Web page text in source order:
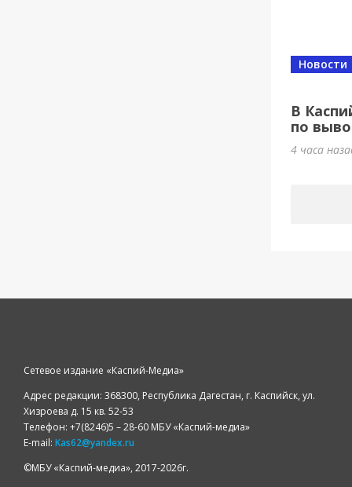
В
по
Новости
4 часа
Сетевое издание «Каспий-Медиа»
Адрес редакции: 368300, Республика Дагестан, г. Каспийск, ул.
Хизроева д. 15 кв. 52-53
Телефон: +7(8246)5 – 28-60 МБУ «Каспий-медиа»
E-mail: Kas62@yandex.ru
©️МБУ «Каспий-медиа», 2017-2026г.